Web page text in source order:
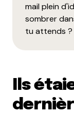
mail plein
sombrer
tu attends ?
Ils